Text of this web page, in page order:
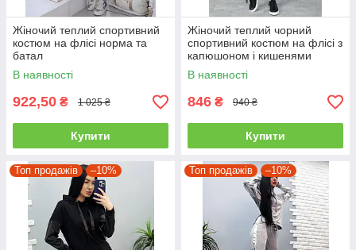
Жіночий теплий спортивний
костюм на флісі норма та
батал
В наявності
922,50 ₴ 1 025 ₴
Купити
Жіночий теплий чорний
спортивний костюм на флісі з
капюшоном і кишенями
кенгуру "WhyNot" весна осінь
В наявності
846 ₴ 940 ₴
Купити
Топ продажів –10% Топ продажів –10%